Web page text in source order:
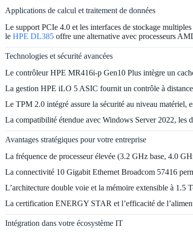
Applications de calcul et traitement de données
Le support PCIe 4.0 et les interfaces de stockage
le HPE DL385 offre une alternative avec processeurs
Technologies et sécurité avancées
Le contrôleur HPE MR416i-p Gen10 Plus intègre un
La gestion HPE iLO 5 ASIC fournit un contrôle à
Le TPM 2.0 intégré assure la sécurité au niveau matériel,
La compatibilité étendue avec Windows Server 2022, les
Avantages stratégiques pour votre entreprise
La fréquence de processeur élevée (3.2 GHz base, 4.0
La connectivité 10 Gigabit Ethernet Broadcom 57416
L’architecture double voie et la mémoire extensible à 1.5
La certification ENERGY STAR et l’efficacité de
Intégration dans votre écosystème IT